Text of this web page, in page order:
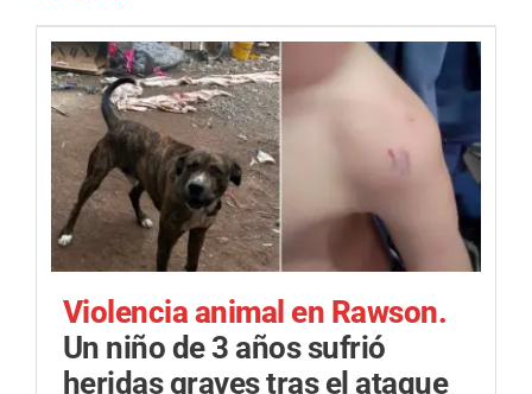
Violencia animal en Rawson.
Un niño de 3 años sufrió
heridas graves tras el ataque